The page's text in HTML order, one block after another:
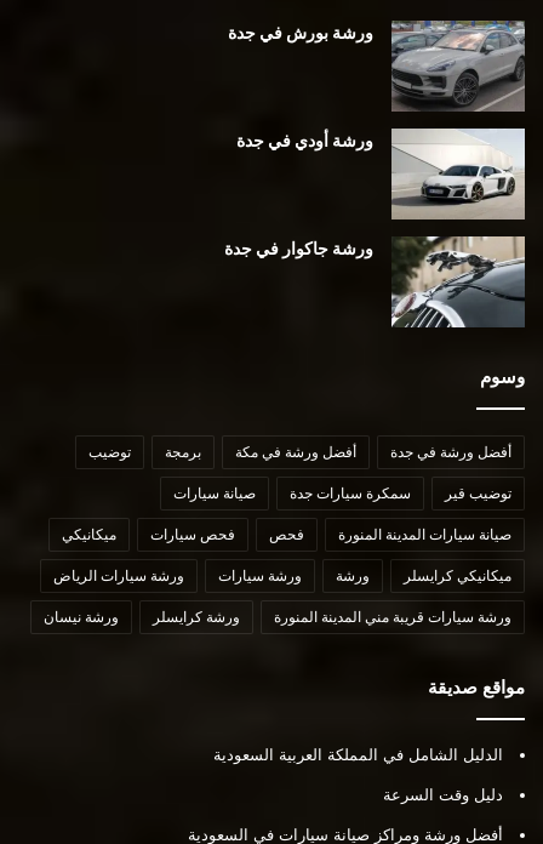
ورشة بورش في جدة
ورشة أودي في جدة
ورشة جاكوار في جدة
وسوم
أفضل ورشة في جدة أفضل ورشة في مكة برمجة توضيب
توضيب قير سمكرة سيارات جدة صيانة سيارات
صيانة سيارات المدينة المنورة فحص فحص سيارات ميكانيكي
ميكانيكي كرايسلر ورشة ورشة سيارات ورشة سيارات الرياض
ورشة سيارات قريبة مني المدينة المنورة ورشة كرايسلر ورشة نيسان
مواقع صديقة
الدليل الشامل في المملكة العربية السعودية
دليل وقت السرعة
أفضل ورشة ومراكز صيانة سيارات في السعودية